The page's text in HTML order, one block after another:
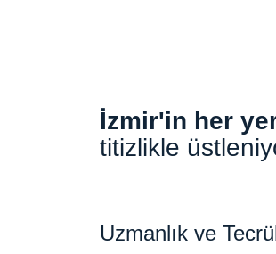
İzmir'in her
titizlikle
Uzmanlık ve